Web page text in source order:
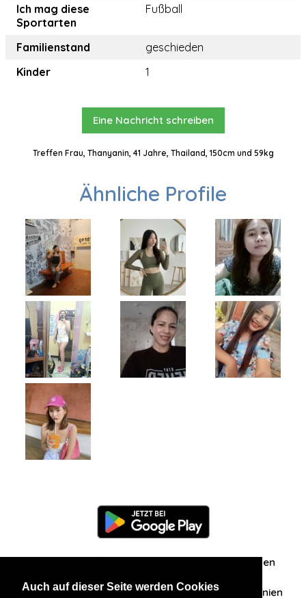
Auch auf dieser Seite werden Cookies
Ich mag diese
Sportarten
Fußball
Familienstand
geschieden
Kinder
1
Eine Nachricht schreiben
Treffen Frau, Thanyanin, 41 Jahre, Thailand, 150cm und 59kg
Ähnliche Profile
Zuschriften/Erfahrungen
Datenschutzerklärung AGB Datenschutzrichtlinien